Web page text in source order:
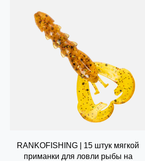
RANKOFISHING | 15 штук мягкой
приманки для ловли рыбы на